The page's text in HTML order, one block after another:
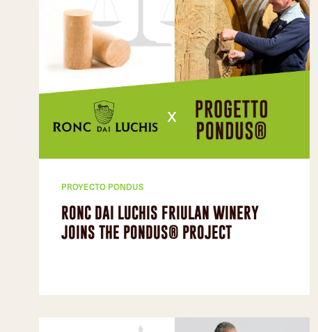
Tapones de corcho natural de una sola pieza
PROYECTO PONDUS
RONC DAI LUCHIS FRIULAN WINERY
JOINS THE PONDUS® PROJECT